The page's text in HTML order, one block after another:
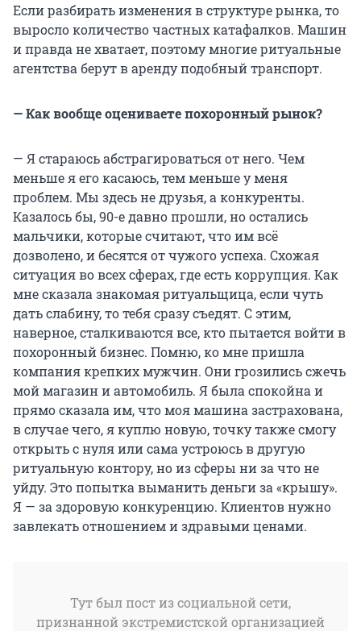
Если разбирать изменения в структуре рынка, то
выросло количество частных катафалков. Машин
и правда не хватает, поэтому многие ритуальные
агентства берут в аренду подобный транспорт.
— Как вообще оцениваете похоронный рынок?
— Я стараюсь абстрагироваться от него. Чем
меньше я его касаюсь, тем меньше у меня
проблем. Мы здесь не друзья, а конкуренты.
Казалось бы, 90-е давно прошли, но остались
мальчики, которые считают, что им всё
дозволено, и бесятся от чужого успеха. Схожая
ситуация во всех сферах, где есть коррупция. Как
мне сказала знакомая ритуальщица, если чуть
дать слабину, то тебя сразу съедят. С этим,
наверное, сталкиваются все, кто пытается войти в
похоронный бизнес. Помню, ко мне пришла
компания крепких мужчин. Они грозились сжечь
мой магазин и автомобиль. Я была спокойна и
прямо сказала им, что моя машина застрахована,
в случае чего, я куплю новую, точку также смогу
открыть с нуля или сама устроюсь в другую
ритуальную контору, но из сферы ни за что не
уйду. Это попытка выманить деньги за «крышу».
Я — за здоровую конкуренцию. Клиентов нужно
завлекать отношением и здравыми ценами.
Тут был пост из социальной сети,
признанной экстремистской организацией